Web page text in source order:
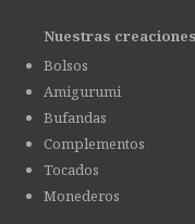
Nuestras creaciones
Bolsos
Amigurumi
Bufandas
Complementos
Tocados
Monederos